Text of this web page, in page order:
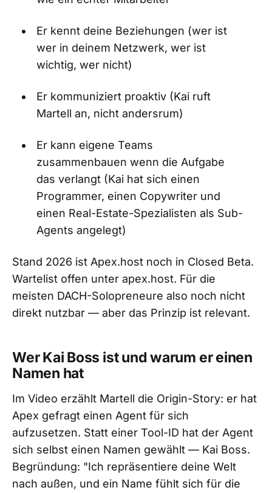
Er kennt deine Beziehungen (wer ist
wer in deinem Netzwerk, wer ist
wichtig, wer nicht)
Er kommuniziert proaktiv (Kai ruft
Martell an, nicht andersrum)
Er kann eigene Teams
zusammenbauen wenn die Aufgabe
das verlangt (Kai hat sich einen
Programmer, einen Copywriter und
einen Real-Estate-Spezialisten als Sub-
Agents angelegt)
Stand 2026 ist Apex.host noch in Closed Beta.
Wartelist offen unter apex.host. Für die
meisten DACH-Solopreneure also noch nicht
direkt nutzbar — aber das Prinzip ist relevant.
Wer Kai Boss ist und warum er einen
Namen hat
Im Video erzählt Martell die Origin-Story: er hat
Apex gefragt einen Agent für sich
aufzusetzen. Statt einer Tool-ID hat der Agent
sich selbst einen Namen gewählt — Kai Boss.
Begründung: "Ich repräsentiere deine Welt
nach außen, und ein Name fühlt sich für die